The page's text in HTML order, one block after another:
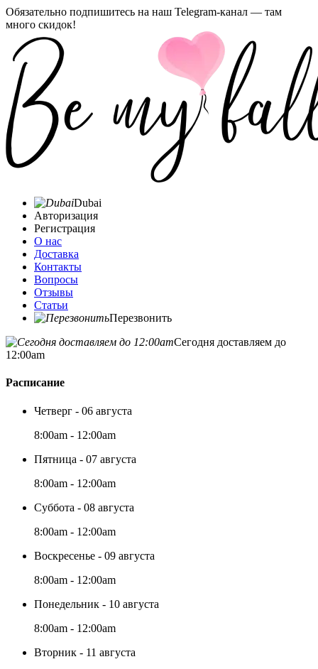
Обязательно подпишитесь на наш Telegram-канал — там
много скидок!
Dubai
Авторизация
Регистрация
О нас
Доставка
Контакты
Вопросы
Отзывы
Статьи
Перезвонить
Сегодня доставляем до
12:00am
Расписание
Четверг - 06 августа
8:00am - 12:00am
Пятница - 07 августа
8:00am - 12:00am
Суббота - 08 августа
8:00am - 12:00am
Воскресенье - 09 августа
8:00am - 12:00am
Понедельник - 10 августа
8:00am - 12:00am
Вторник - 11 августа